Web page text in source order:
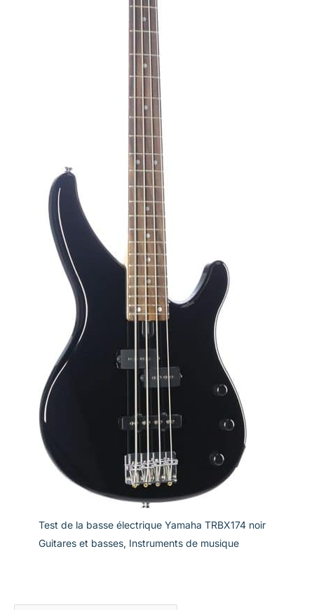
Test de la basse électrique Yamaha TRBX174 noir
Guitares et basses, Instruments de musique